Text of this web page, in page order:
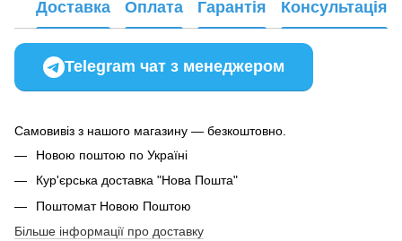
Доставка Оплата Гарантія Консультація
Telegram чат з менеджером
Самовивіз з нашого магазину — безкоштовно.
Новою поштою по Україні
Кур'єрська доставка "Нова Пошта"
Поштомат Новою Поштою
Більше інформації про доставку